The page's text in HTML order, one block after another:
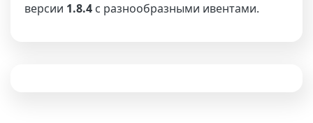
версии 1.8.4 с разнообразными ивентами.